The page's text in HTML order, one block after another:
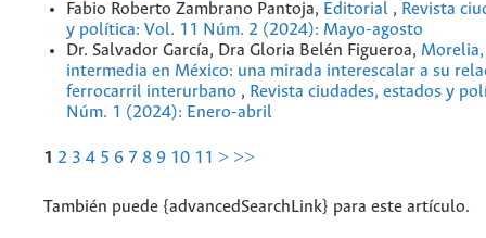
Fabio Roberto Zambrano Pantoja, Editorial , Revista
y política: Vol. 11 Núm. 2 (2024): Mayo-agosto
Dr. Salvador García, Dra Gloria Belén Figueroa,
intermedia en México: una mirada interescalar a su
ferrocarril interurbano , Revista ciudades, estados y
Núm. 1 (2024): Enero-abril
1 2 3 4 5 6 7 8 9 10 11 > >>
También puede {advancedSearchLink} para este artículo.